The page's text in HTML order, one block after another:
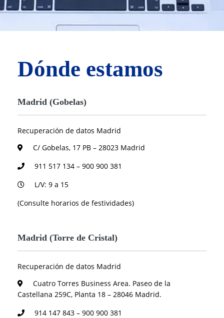
Dónde estamos
Madrid (Gobelas)
Recuperación de datos Madrid
C/ Gobelas, 17 PB – 28023 Madrid
911 517 134 – 900 900 381
L/V: 9 a 15
(Consulte horarios de festividades)
Madrid (Torre de Cristal)
Recuperación de datos Madrid
Cuatro Torres Business Area. Paseo de la
Castellana 259C, Planta 18 – 28046 Madrid.
914 147 843 – 900 900 381